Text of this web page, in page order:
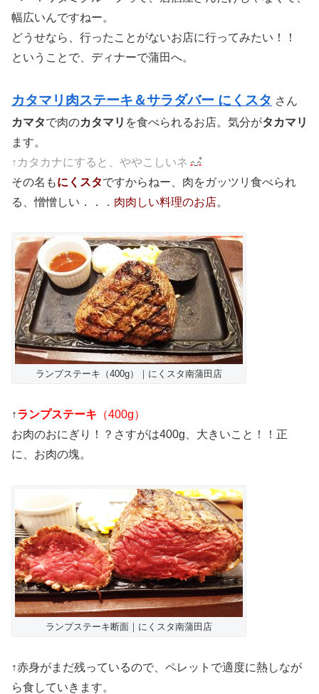
幅広いんですねー。
どうせなら、行ったことがないお店に行ってみたい！！
ということで、ディナーで蒲田へ。
カタマリ肉ステーキ＆サラダバー にくスタ さん
カマタで肉のカタマリ を食べられるお店。気分がタカマリ
ます。
↑カタカナにすると、ややこしいネ
その名もにくスタですからねー、肉をガッツリ食べられ
る、憎憎しい．．． 肉肉しい料理のお店。
ランプステーキ（400g）｜にくスタ南蒲田店
↑ランプステーキ （400g）
お肉のおにぎり！？さすがは400g、大きいこと！！正
に、お肉の塊。
ランプステーキ断面｜にくスタ南蒲田店
↑赤身がまだ残っているので、ペレットで適度に熱しなが
ら食していきます。